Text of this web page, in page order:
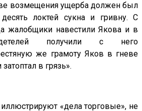
возмещения ущерба должен был
локтей сукна и гривну. С
жалобщики навестили Якова и в
получили с него
же грамоту Яков в гневе
в грязь».
«дела торговые», не